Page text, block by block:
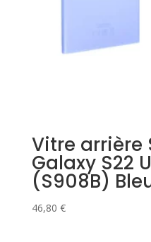
Vitre arrière
Galaxy S22
(S908B)
46,80 €